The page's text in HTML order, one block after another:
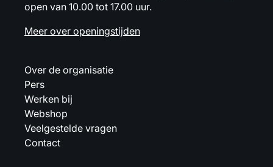
open van 10.00 tot 17.00 uur.
Meer over openingstijden
Over de organisatie
Pers
Werken bij
Webshop
Veelgestelde vragen
Contact